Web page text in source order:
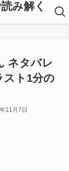
み解く
ネタバレ
スト1分の
11月7日